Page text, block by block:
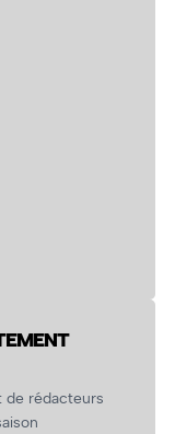
de rédacteurs